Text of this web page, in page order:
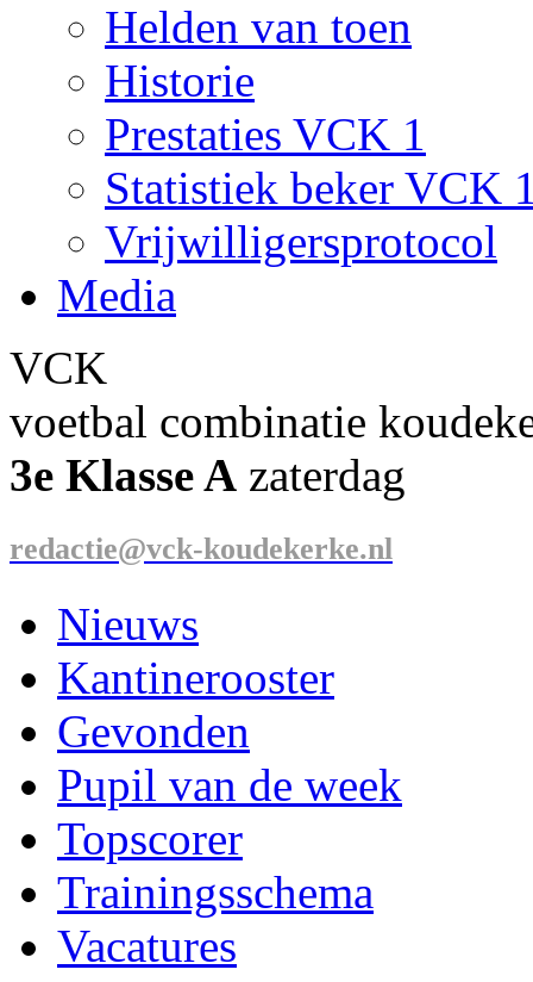
Helden van toen
Historie
Prestaties VCK 1
Statistiek beker VCK
Vrijwilligersprotocol
Media
VCK
voetbal combinatie
3e Klasse A zaterdag
redactie@vck-koudekerke.nl
Nieuws
Kantinerooster
Gevonden
Pupil van de week
Topscorer
Trainingsschema
Vacatures